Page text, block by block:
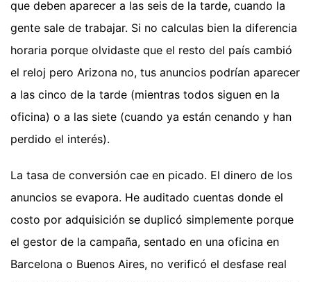
que deben aparecer a las seis de la tarde, cuando la
gente sale de trabajar. Si no calculas bien la diferencia
horaria porque olvidaste que el resto del país cambió
el reloj pero Arizona no, tus anuncios podrían aparecer
a las cinco de la tarde (mientras todos siguen en la
oficina) o a las siete (cuando ya están cenando y han
perdido el interés).
La tasa de conversión cae en picado. El dinero de los
anuncios se evapora. He auditado cuentas donde el
costo por adquisición se duplicó simplemente porque
el gestor de la campaña, sentado en una oficina en
Barcelona o Buenos Aires, no verificó el desfase real